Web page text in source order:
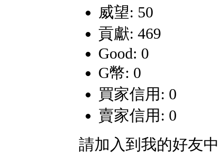
威望: 50
貢獻: 469
Good: 0
G幣: 0
買家信用: 0
賣家信用: 0
請加入到我的好友